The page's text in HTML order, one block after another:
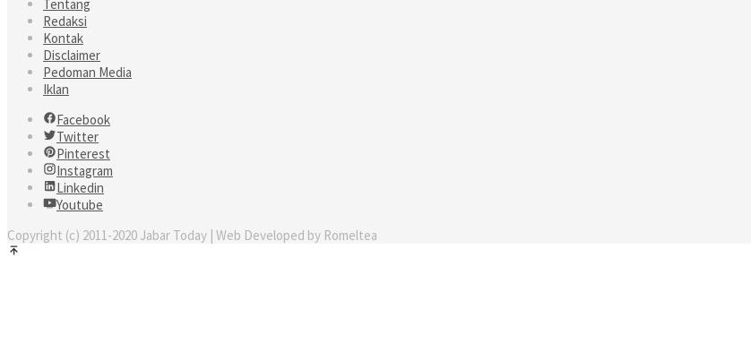
Tentang
Redaksi
Kontak
Disclaimer
Pedoman Media
Iklan
Facebook
Twitter
Pinterest
Instagram
Linkedin
Youtube
Copyright (c) 2011-2020 Jabar Today | Web Developed by Romeltea